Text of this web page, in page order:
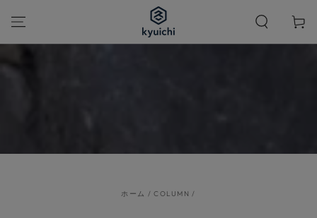
プする
ー
ホーム / COLUMN /